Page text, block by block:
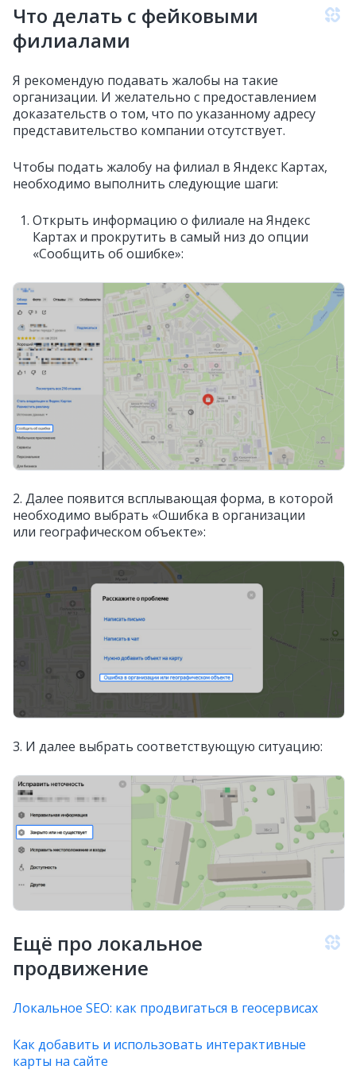
Что делать с фейковыми
филиалами
Я рекомендую подавать жалобы на такие
организации. И желательно с предоставлением
доказательств о том, что по указанному адресу
представительство компании отсутствует.
Чтобы подать жалобу на филиал в Яндекс Картах,
необходимо выполнить следующие шаги:
Открыть информацию о филиале на Яндекс
Картах и прокрутить в самый низ до опции
«Сообщить об ошибке»:
2. Далее появится всплывающая форма, в которой
необходимо выбрать «Ошибка в организации
или географическом объекте»:
3. И далее выбрать соответствующую ситуацию:
Ещё про локальное
продвижение
Локальное SEO: как продвигаться в геосервисах
Как добавить и использовать интерактивные
карты на сайте